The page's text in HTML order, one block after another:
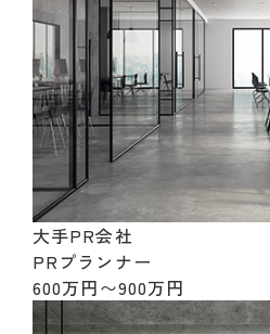
大手PR会社
PRプランナー
600万円〜900万円